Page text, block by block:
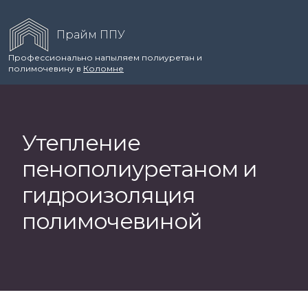
Прайм ППУ
Профессионально напыляем полиуретан и
полимочевину в Коломне
Утепление
пенополиуретаном и
гидроизоляция
полимочевиной